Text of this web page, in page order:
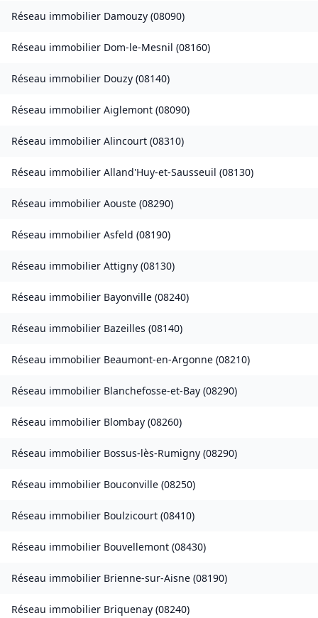
Réseau immobilier Damouzy (08090)
Réseau immobilier Dom-le-Mesnil (08160)
Réseau immobilier Douzy (08140)
Réseau immobilier Aiglemont (08090)
Réseau immobilier Alincourt (08310)
Réseau immobilier Alland'Huy-et-Sausseuil (08130)
Réseau immobilier Aouste (08290)
Réseau immobilier Asfeld (08190)
Réseau immobilier Attigny (08130)
Réseau immobilier Bayonville (08240)
Réseau immobilier Bazeilles (08140)
Réseau immobilier Beaumont-en-Argonne (08210)
Réseau immobilier Blanchefosse-et-Bay (08290)
Réseau immobilier Blombay (08260)
Réseau immobilier Bossus-lès-Rumigny (08290)
Réseau immobilier Bouconville (08250)
Réseau immobilier Boulzicourt (08410)
Réseau immobilier Bouvellemont (08430)
Réseau immobilier Brienne-sur-Aisne (08190)
Réseau immobilier Briquenay (08240)